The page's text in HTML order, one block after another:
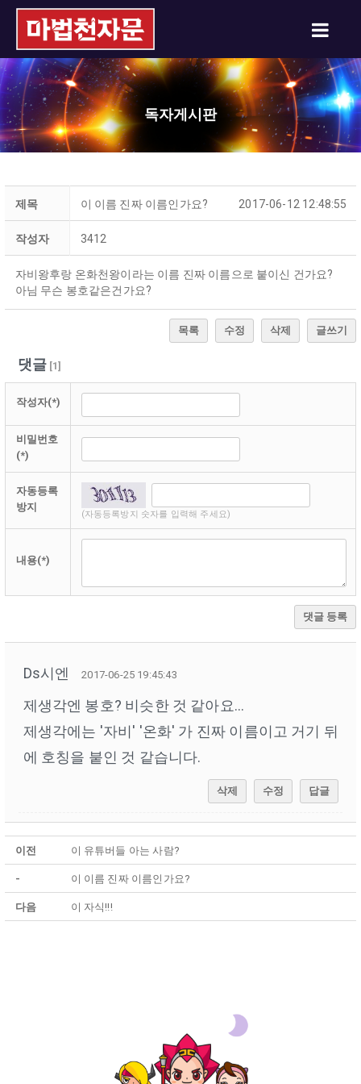
독자게시판
제목 이 이름 진짜 이름인가요? 2017-06-12 12:48:55
작성자 3412
자비왕후랑 온화천왕이라는 이름 진짜 이름으로 붙이신 건가요?
아님 무슨 봉호같은건가요?
목록 수정 삭제 글쓰기
댓글[1]
작성자(*)
비밀번호
(*)
자동등록
방지
(자동등록방지 숫자를 입력해 주세요)
내용(*)
댓글 등록
Ds시엔 2017-06-25 19:45:43
제생각엔 봉호? 비슷한 것 같아요...
제생각에는 '자비' '온화' 가 진짜 이름이고 거기 뒤
에 호칭을 붙인 것 같습니다.
삭제 수정 답글
이전 이 유튜버들 아는 사람?
- 이 이름 진짜 이름인가요?
다음 이 자식!!!